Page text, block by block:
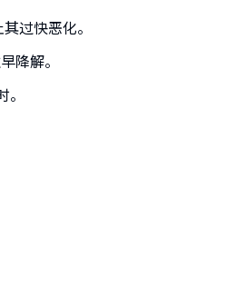
过快恶化。
降解。